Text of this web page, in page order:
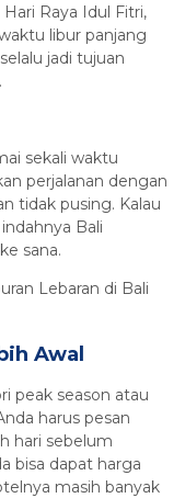
Raya Idul Fitri,
libur panjang
jadi tujuan
sekali waktu
perjalanan dengan
tidak pusing. Kalau
Bali
sana.
Lebaran di Bali
Awal
peak season atau
harus pesan
hari sebelum
bisa dapat harga
masih banyak